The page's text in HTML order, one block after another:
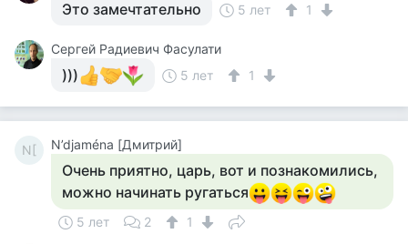
Это замечтательно 5 лет 1
Сергей Радиевич Фасулати
))) 5 лет 1
N[ N’djaména [Дмитрий]
Очень приятно, царь, вот и познакомились,
можно начинать ругаться
5 лет 2
1